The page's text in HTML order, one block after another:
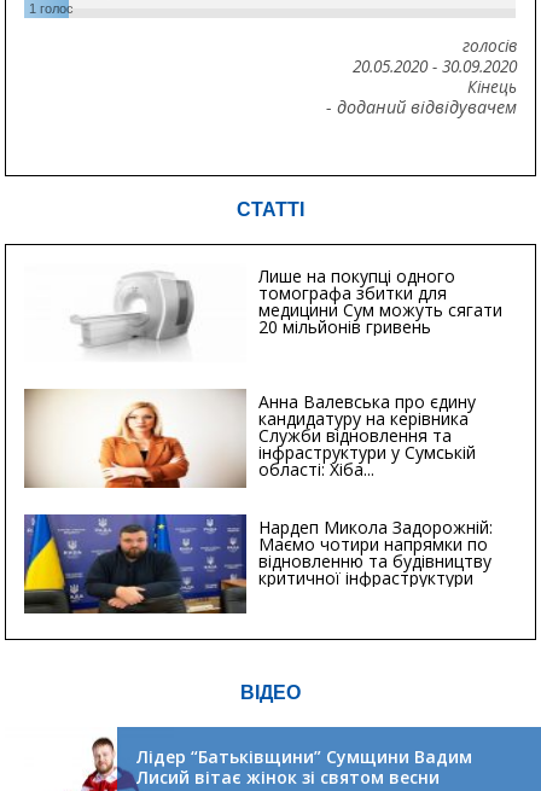
1 голос
голосів
20.05.2020- 30.09.2020
Кінець
- доданий відвідувачем
СТАТТІ
Лише на покупці одного
томографа збитки для
медицини Сум можуть сягати
20 мільйонів гривень
Анна Валевська про єдину
кандидатуру на керівника
Служби відновлення та
інфраструктури у Сумській
області: Хіба...
Нардеп Микола Задорожній:
Маємо чотири напрямки по
відновленню та будівництву
критичної інфраструктури
ВІДЕО
Лідер “Батьківщини” Сумщини Вадим
Лисий вітає жінок зі святом весни